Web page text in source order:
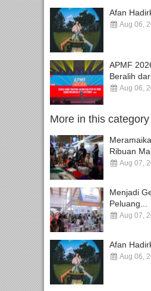
Afan
Aug 06,
APMF
Beralih
Aug 06,
More in this category
Ribuan
Aug 07,
Menjadi
Peluang...
Aug 07,
Afan
Aug 06,